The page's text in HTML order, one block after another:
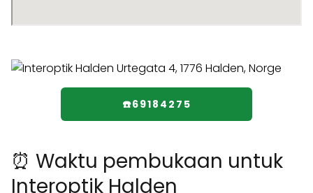
☎️69184275
⏰ Waktu pembukaan untuk
Interoptik Halden